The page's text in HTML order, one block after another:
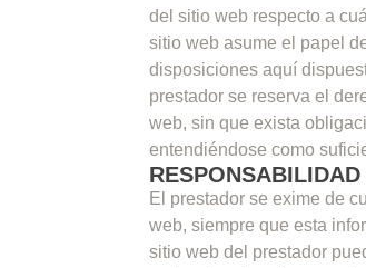
del sitio web respecto a
sitio web asume el papel
disposiciones aquí
prestador se reserva el
web, sin que exista
entendiéndose como
RESPONSABILIDAD
El prestador se exime de
web, siempre que esta
sitio web del prestador